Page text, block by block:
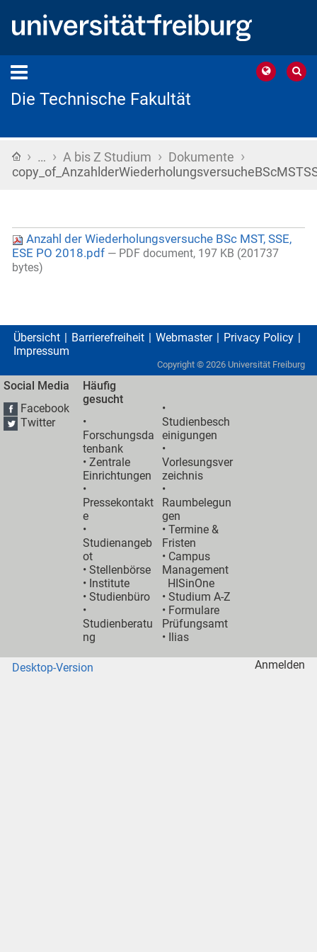
Die Technische Fakultät
Startseite
› … › A bis Z Studium › Dokumente ›
Anzahl der Wiederholungsversuche BSc MST, SSE,
ESE PO 2018.pdf — PDF document, 197 KB (201737
bytes)
Übersicht Barrierefreiheit Webmaster
Privacy Policy
Impressum
Copyright © 2026 Universität Freiburg
Social Media
Facebook
Twitter
Häufig
gesucht
•
Forschungsda
tenbank
•Zentrale
Einrichtungen
•
Pressekontakt
e
•
Studienangeb
ot
•Stellenbörse
• Institute
•Studienbüro
•
Studienberatu
ng
•
Studienbesch
einigungen
•
Vorlesungsver
zeichnis
•
Raumbelegun
gen
•Termine &
Fristen
• Campus
Management
HISinOne
•Studium A-Z
• Formulare
Prüfungsamt
• Ilias
Desktop-Version Anmelden